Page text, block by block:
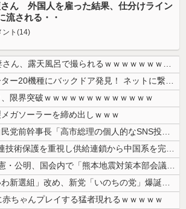
さん 外国人を雇った結果、仕分けライン
流される・・
ント(14)
【画像】24歳の人妻さん、露天風呂で撮られるｗｗｗｗｗｗｗｗｗｗｗｗ...
【衝撃】中国製ルーター20機種にバックドア発見！ ネットに繋ぐだけで3...
、限界突破ｗｗｗｗｗｗｗｗｗｗｗｗｗ
ガソーラーを締め出しｗｗｗ
【速報】森山裕・自民党前幹事長「高市総理の個人的なSNS投稿が習近平主...
SpaceX、米国防関連技術保護を重視し供給連鎖から中国系を完全排除へ...
（ ´_ゝ`）中道・立憲・公明、国会内で「熊本地震対策本部会議」各省庁...
【超絶朗報】「れいわ新選組」改め、新党「いのちの党」爆誕！！！うおおお...
赤ちゃんプレイする猛者現れるｗｗｗｗｗ